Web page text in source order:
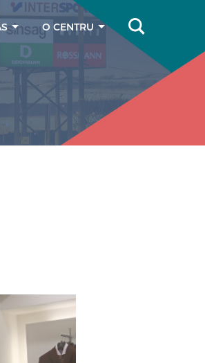
O CENTRU
Jak se k nám
dostanete
Kontakty